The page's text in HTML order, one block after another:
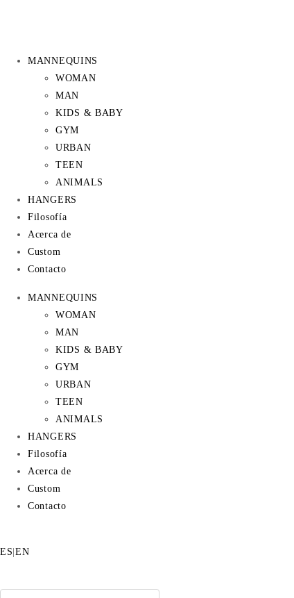
MANNEQUINS
WOMAN
MAN
KIDS & BABY
GYM
URBAN
TEEN
ANIMALS
HANGERS
Filosofía
Acerca de
Custom
Contacto
MANNEQUINS
WOMAN
MAN
KIDS & BABY
GYM
URBAN
TEEN
ANIMALS
HANGERS
Filosofía
Acerca de
Custom
Contacto
ES |EN